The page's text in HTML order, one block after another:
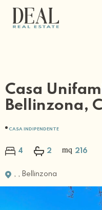
Casa
Bellinzona,
CASA INDIPENDENTE
4 2 216
, , Bellinzona